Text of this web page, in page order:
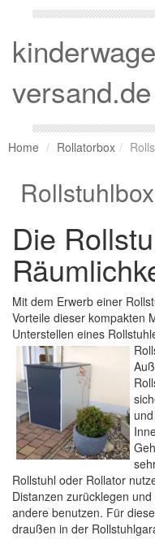
versand.de
Home Rollatorbox
Rollstuhlbox
Die
Mit dem Erwerb einer
Vorteile dieser kompakten
Unterstellen eines
Rollstuhl oder Rollator
Distanzen zurücklegen
andere benutzen. Für
draußen in der